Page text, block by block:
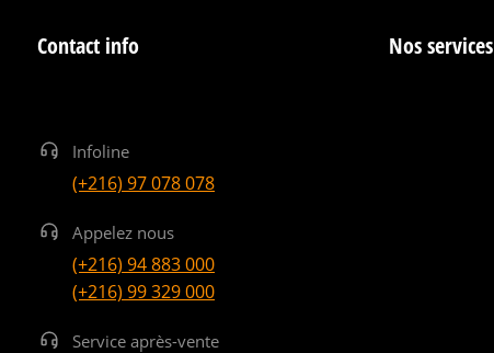
Contact info
Infoline
(+216) 97 078 078
Appelez nous
(+216) 94 883 000
(+216) 99 329 000
Service après-vente
Nos services